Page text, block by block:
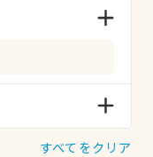
すべてをクリア